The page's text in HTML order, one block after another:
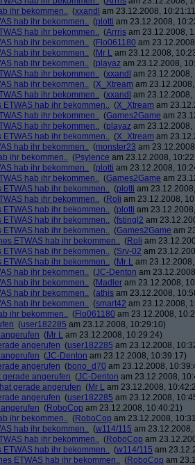
ihr bekommen.. (xxandl am 23.12.2008,
hab ihr bekommen.. (plotti am 23.12.2008,
hab ihr bekommen.. (Arrris am 23.12.2008,
hab ihr bekommen.. (Flo061180 am
hab ihr bekommen.. (Mr L am 23.12.2008,
hab ihr bekommen.. (playaz am 23.12.2008,
hab ihr bekommen.. (xxandl am 23.12.2008,
hab ihr bekommen.. (X_Xtream am
hab ihr bekommen.. (xxandl am 23.12.2008,
ETWAS hab ihr bekommen.. (X_Xtream am
hab ihr bekommen.. (Games2Game am
hab ihr bekommen.. (playaz am 23.12.2008,
ETWAS hab ihr bekommen.. (X_Xtream am
hab ihr bekommen.. (monster23 am
ihr bekommen.. (Psylence am 23.12.2008,
hab ihr bekommen.. (plotti am 23.12.2008,
hab ihr bekommen.. (Games2Game am
ETWAS hab ihr bekommen.. (plotti am
hab ihr bekommen.. (Roli am 23.12.2008,
ETWAS hab ihr bekommen.. (plotti am
ETWAS hab ihr bekommen.. (fstingl2 am
ETWAS hab ihr bekommen.. (Games2Game am
ETWAS hab ihr bekommen.. (Roli am
ETWAS hab ihr bekommen.. (Srv-02 am
ETWAS hab ihr bekommen.. (Mr L am
hab ihr bekommen.. (JC-Denton am
hab ihr bekommen.. (Madler am 23.12.2008,
hab ihr bekommen.. (athis am 23.12.2008,
hab ihr bekommen.. (smart42 am 23.12.2008,
ihr bekommen.. (Flo061180 am 23.12.2008,
(user182285 am 23.12.2008, 10:29:10)
(Mr L am 23.12.2008, 10:29:24)
angerufen (user182285 am 23.12.2008,
(JC-Denton am 23.12.2008, 10:39:17)
angerufen (bono_d70 am 23.12.2008,
gerade angerufen (JC-Denton am 23.12.2008,
gerade angerufen (Mr L am 23.12.2008,
angerufen (user182285 am 23.12.2008,
(RoboCop am 23.12.2008, 10:40:21)
ihr bekommen.. (RoboCop am 23.12.2008,
hab ihr bekommen.. (w114/115 am
hab ihr bekommen.. (RoboCop am
ETWAS hab ihr bekommen.. (w114/115 am
ETWAS hab ihr bekommen.. (RoboCop am